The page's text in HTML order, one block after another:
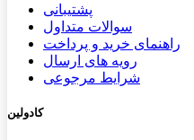
پشتیب​​انی
سوالات متداول
راهنمای خرید و پرداخت
رویه های ارسال
شرایط مرجوعی
کادولین